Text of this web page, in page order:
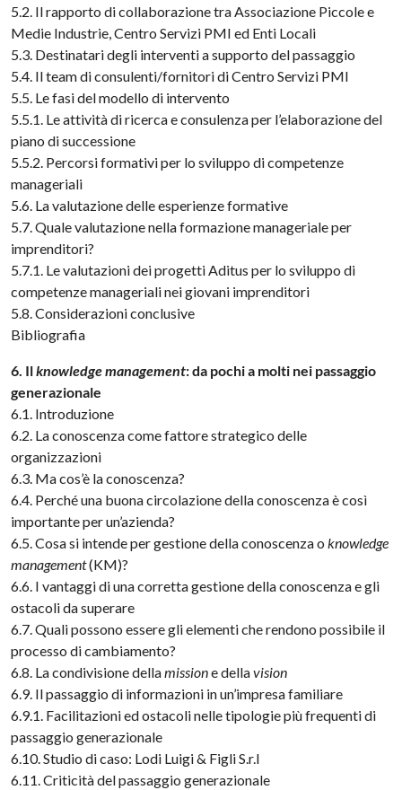
5.2. Il rapporto di collaborazione tra Associazione Piccole e
Medie Industrie, Centro Servizi PMI ed Enti Locali
5.3. Destinatari degli interventi a supporto del passaggio
5.4. Il team di consulenti/fornitori di Centro Servizi PMI
5.5. Le fasi del modello di intervento
5.5.1. Le attività di ricerca e consulenza per l’elaborazione del
piano di successione
5.5.2. Percorsi formativi per lo sviluppo di competenze
manageriali
5.6. La valutazione delle esperienze formative
5.7. Quale valutazione nella formazione manageriale per
imprenditori?
5.7.1. Le valutazioni dei progetti Aditus per lo sviluppo di
competenze manageriali nei giovani imprenditori
5.8. Considerazioni conclusive
Bibliografia
6. Ilknowledge management: da pochi a molti nei passaggio
generazionale
6.1. Introduzione
6.2. La conoscenza come fattore strategico delle
organizzazioni
6.3. Ma cos’è la conoscenza?
6.4. Perché una buona circolazione della conoscenza è così
importante per un’azienda?
6.5. Cosa si intende per gestione della conoscenza oknowledge
management(KM)?
6.6. I vantaggi di una corretta gestione della conoscenza e gli
ostacoli da superare
6.7. Quali possono essere gli elementi che rendono possibile il
processo di cambiamento?
6.8. La condivisione dellamissione dellavision
6.9. Il passaggio di informazioni in un’impresa familiare
6.9.1. Facilitazioni ed ostacoli nelle tipologie più frequenti di
passaggio generazionale
6.10. Studio di caso: Lodi Luigi & Figli S.r.l
6.11. Criticità del passaggio generazionale